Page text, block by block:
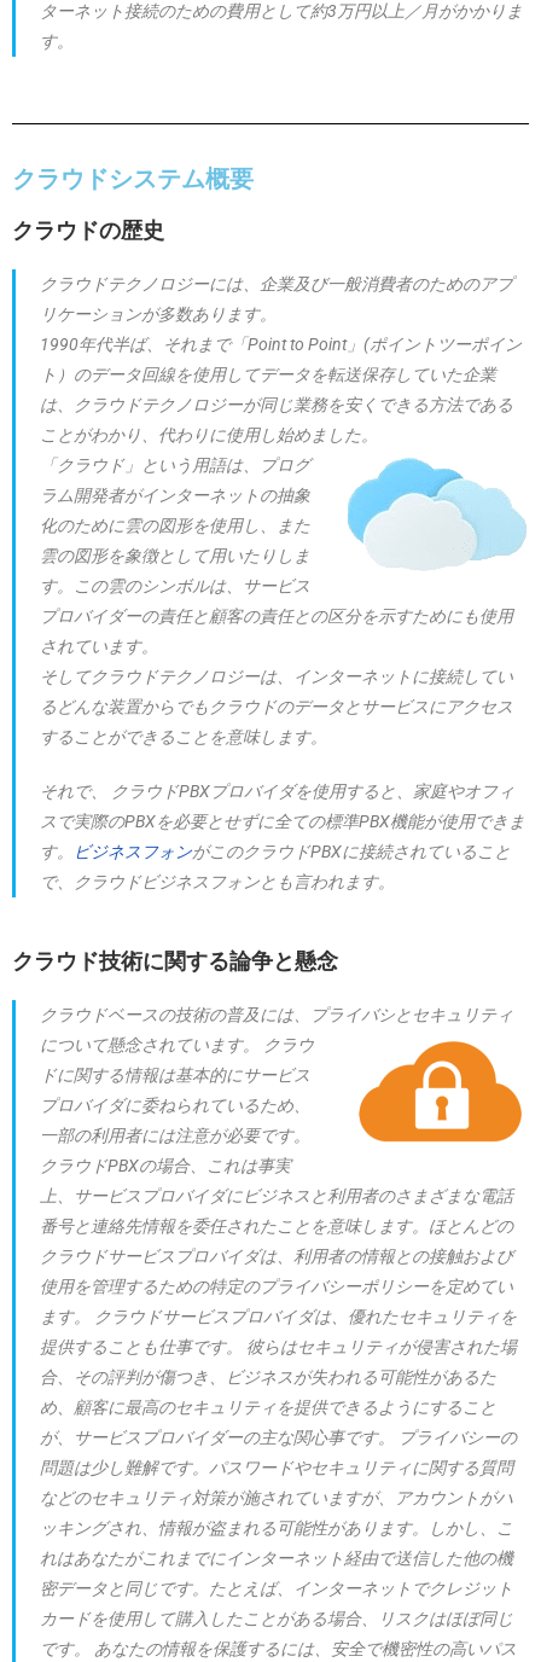
ターネット接続のための費用として約3万円以上／月がかかりま
す。
クラウドシステム概要
クラウドの歴史
クラウドテクノロジーには、企業及び一般消費者のためのアプ
リケーションが多数あります。
1990年代半ば、それまで「Point to Point」(ポイントツーポイン
ト）のデータ回線を使用してデータを転送保存していた企業
は、クラウドテクノロジーが同じ業務を安くできる方法である
ことがわかり、代わりに使用し始めました。
「クラウド」という用語は、
プログ
ラム開発者がインターネットの抽象
化のために雲の図形を使用し、また
雲の図形を象徴として用いたりしま
す。この雲のシンボルは、サービス
プロバイダーの責任と顧客の責任との区分を示すためにも使用
されています。
そしてクラウドテクノロジーは、インターネットに接続してい
るどんな装置からでもクラウドのデータとサービスにアクセス
することができることを意味します。
それで、 クラウドPBXプロバイダを使用すると、家庭やオフィ
スで実際のPBXを必要とせずに全ての標準PBX機能が使用できま
す。
ビジネスフォンがこのクラウドPBXに接続されていること
で、クラウドビジネスフォンとも言われます。
クラウド技術に関する論争と懸念
クラウドベースの技術の普及には、プライバシとセキュリティ
について懸念されています。
クラウ
ドに関する情報は基本的にサービス
プロバイダに委ねられているため、
一部の利用者には注意が必要です。
クラウドPBXの場合、これは事実
上、サービスプロバイダにビジネスと利用者のさまざまな電話
番号と連絡先情報を委任されたことを意味します。ほとんどの
クラウドサービスプロバイダは、利用者の情報との接触および
使用を管理するための特定のプライバシーポリシーを定めてい
ます。 クラウドサービスプロバイダは、優れたセキュリティを
提供することも仕事です。 彼らはセキュリティが侵害された場
合、その評判が傷つき、ビジネスが失われる可能性があるた
め、顧客に最高のセキュリティを提供できるようにすること
が、サービスプロバイダーの主な関心事です。 プライバシーの
問題は少し難解です。パスワードやセキュリティに関する質問
などのセキュリティ対策が施されていますが、アカウントがハ
ッキングされ、情報が盗まれる可能性があります。しかし、こ
れはあなたがこれまでにインターネット経由で送信した他の機
密データと同じです。たとえば、インターネットでクレジット
カードを使用して購入したことがある場合、リスクはほぼ同じ
です。 あなたの情報を保護するには、安全で機密性の高いパス